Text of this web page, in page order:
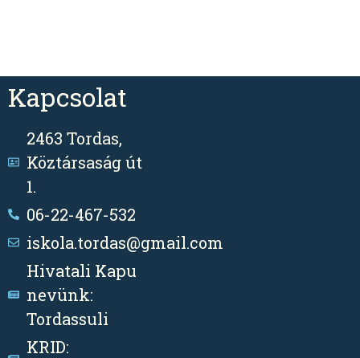
Kapcsolat
2463 Tordas,
Köztársaság út
1.
06-22-467-532
iskola.tordas@gmail.com
Hivatali Kapu
nevünk:
Tordassuli
KRID: